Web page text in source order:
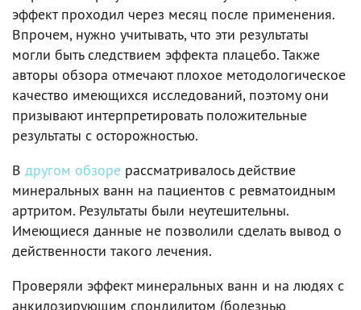
эффект проходил через месяц после применения.
Впрочем, нужно учитывать, что эти результаты
могли быть следствием эффекта плацебо. Также
авторы обзора отмечают плохое методологическое
качество имеющихся исследований, поэтому они
призывают интерпретировать положительные
результаты с осторожностью.
В другом обзоре рассматривалось действие
минеральных ванн на пациентов с ревматоидным
артритом. Результаты были неутешительны.
Имеющиеся данные не позволили сделать вывод о
действенности такого лечения.
Проверяли эффект минеральных ванн и на людях с
анкилозирующим спондилитом (болезнью